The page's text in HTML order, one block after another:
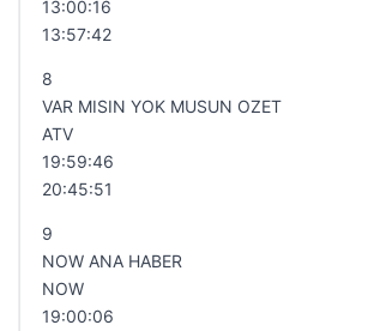
13:00:16
13:57:42
8
VAR MISIN YOK MUSUN OZET
ATV
19:59:46
20:45:51
9
NOW ANA HABER
NOW
19:00:06